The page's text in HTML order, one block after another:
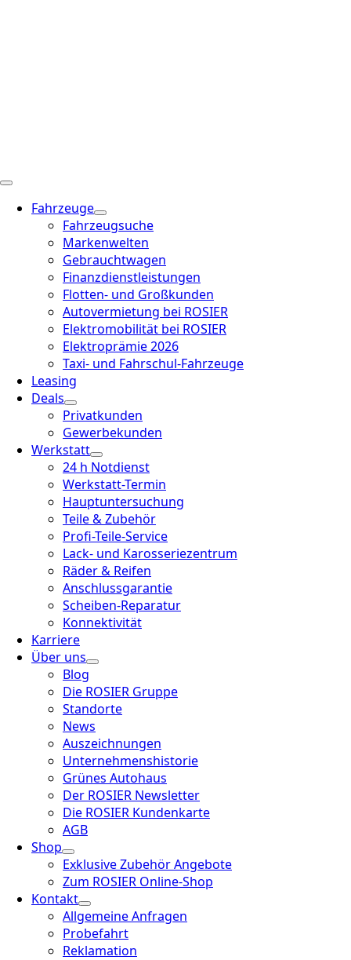
Fahrzeuge
Fahrzeugsuche
Markenwelten
Gebrauchtwagen
Finanzdienstleistungen
Flotten- und Großkunden
Autovermietung bei ROSIER
Elektromobilität bei ROSIER
Elektroprämie 2026
Taxi- und Fahrschul-Fahrzeuge
Leasing
Deals
Privatkunden
Gewerbekunden
Werkstatt
24 h Notdienst
Werkstatt-Termin
Hauptuntersuchung
Teile & Zubehör
Profi-Teile-Service
Lack- und Karosseriezentrum
Räder & Reifen
Anschlussgarantie
Scheiben-Reparatur
Konnektivität
Karriere
Über uns
Blog
Die ROSIER Gruppe
Standorte
News
Auszeichnungen
Unternehmenshistorie
Grünes Autohaus
Der ROSIER Newsletter
Die ROSIER Kundenkarte
AGB
Shop
Exklusive Zubehör Angebote
Zum ROSIER Online-Shop
Kontakt
Allgemeine Anfragen
Probefahrt
Reklamation